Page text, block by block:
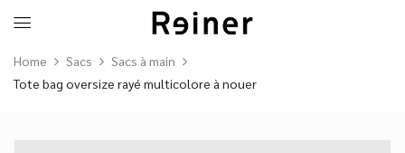
Home Sacs
Sacs à main
Tote bag oversize rayé multicolore à nouer